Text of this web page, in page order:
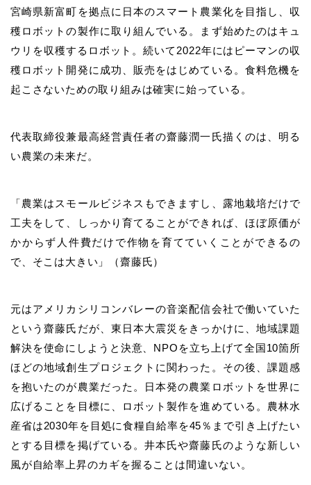
宮崎県新富町を拠点に日本のスマート農業化を目指し、収
穫ロボットの製作に取り組んでいる。まず始めたのはキュ
ウリを収穫するロボット。続いて2022年にはピーマンの収
穫ロボット開発に成功、販売をはじめている。食料危機を
起こさないための取り組みは確実に始っている。
代表取締役兼最高経営責任者の齋藤潤一氏描くのは、明る
い農業の未来だ。
「農業はスモールビジネスもできますし、露地栽培だけで
工夫をして、しっかり育てることができれば、ほぼ原価が
かからず人件費だけで作物を育てていくことができるの
で、そこは大きい」（齋藤氏）
元はアメリカシリコンバレーの音楽配信会社で働いていた
という齋藤氏だが、東日本大震災をきっかけに、地域課題
解決を使命にしようと決意、NPOを立ち上げて全国10箇所
ほどの地域創生プロジェクトに関わった。その後、課題感
を抱いたのが農業だった。日本発の農業ロボットを世界に
広げることを目標に、ロボット製作を進めている。農林水
産省は2030年を目処に食糧自給率を45％まで引き上げたい
とする目標を掲げている。井本氏や齋藤氏のような新しい
風が自給率上昇のカギを握ることは間違いない。